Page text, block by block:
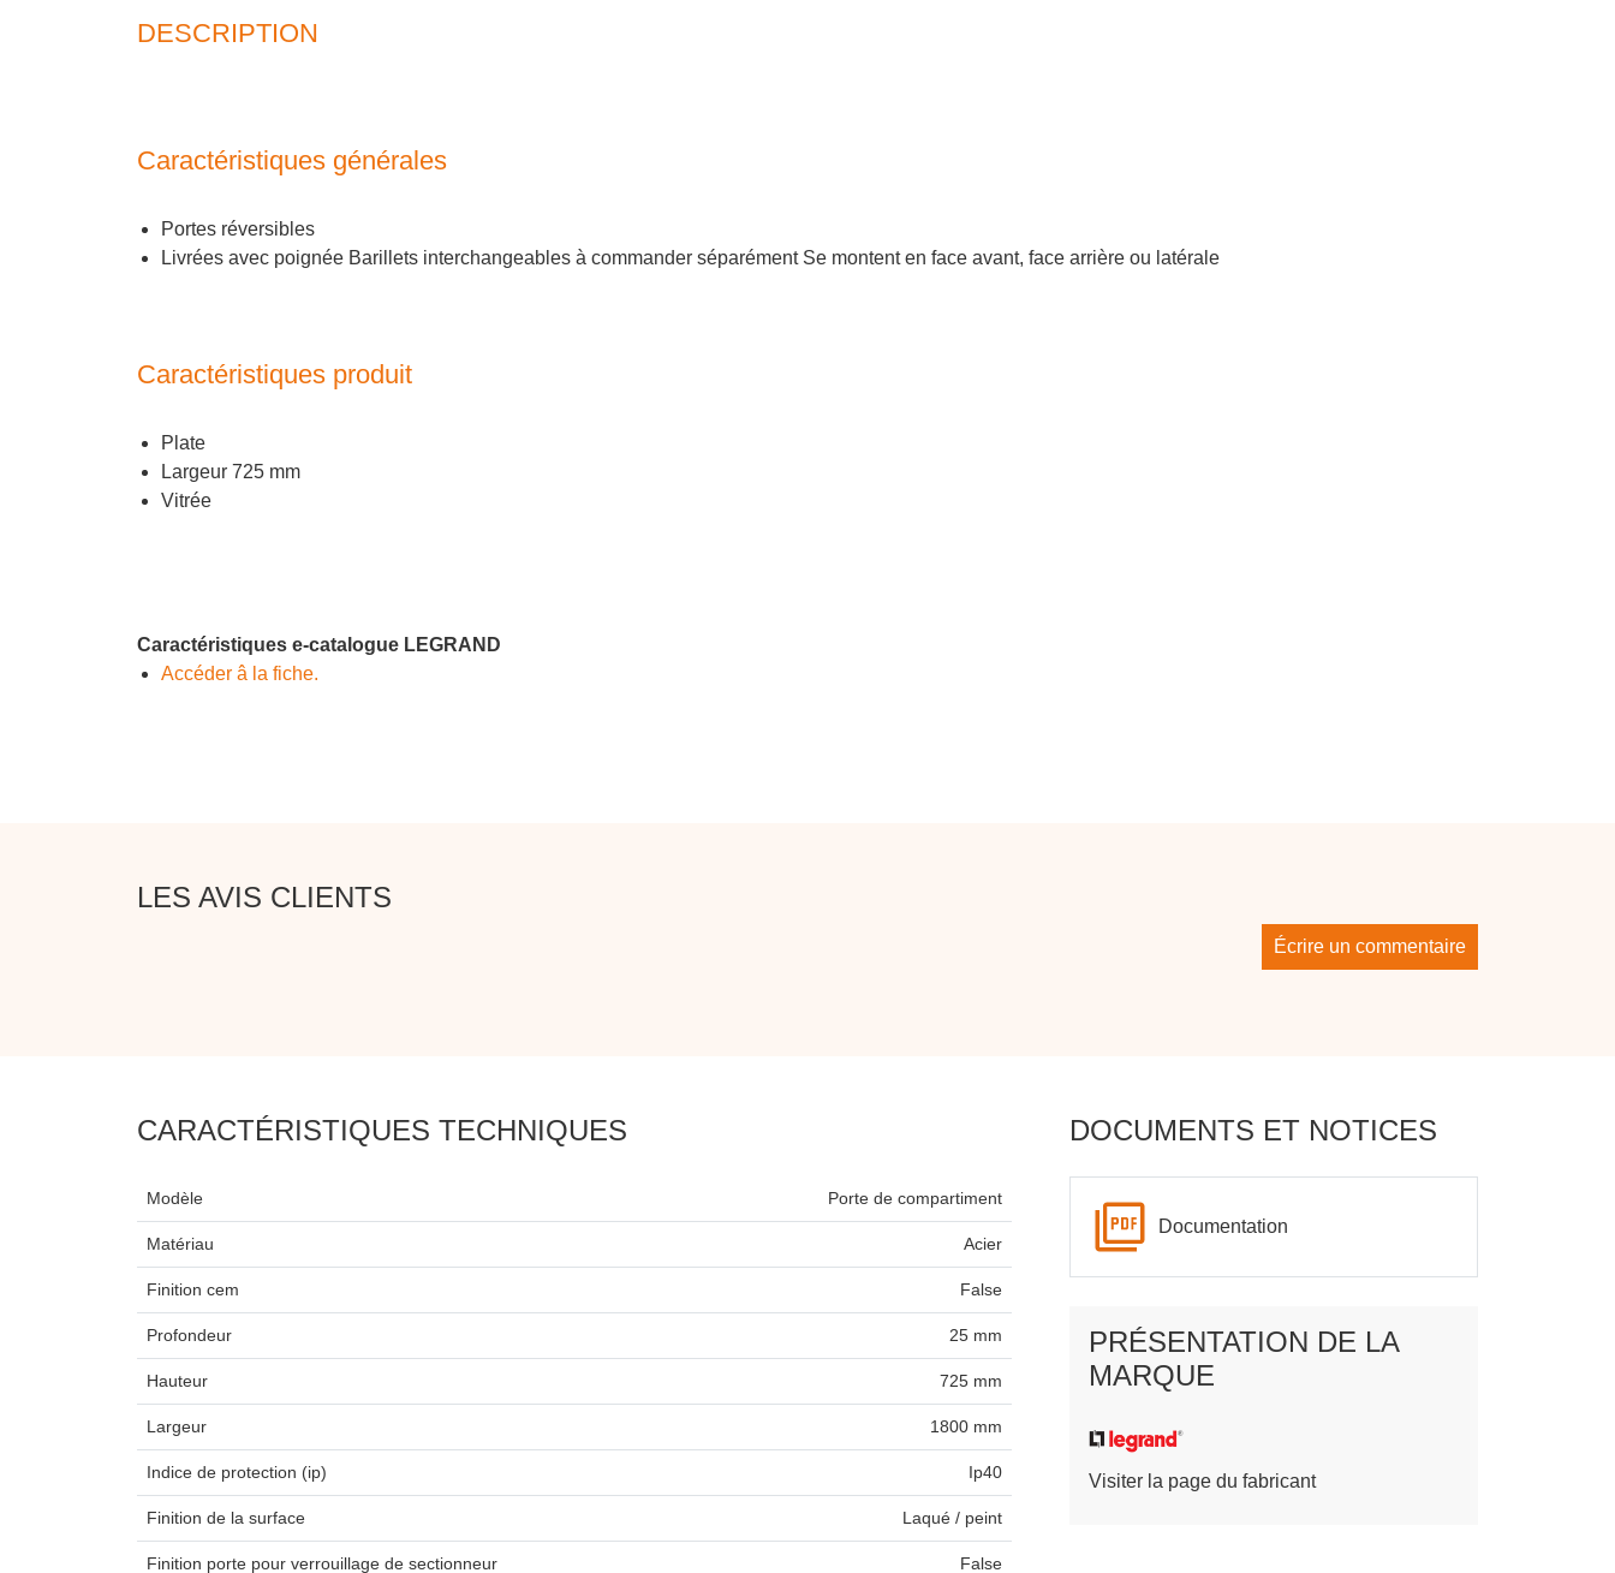
DESCRIPTION
Caractéristiques générales
Portes réversibles
Livrées avec poignée Barillets interchangeables à commander séparément Se montent en face avant, face arrière ou latérale
Caractéristiques produit
Plate
Largeur 725 mm
Vitrée
Caractéristiques e-catalogue LEGRAND
Accéder â la fiche.
LES AVIS CLIENTS
Écrire un commentaire
CARACTÉRISTIQUES TECHNIQUES
Modèle Porte de compartiment
Matériau Acier
Finition cem False
Profondeur 25 mm
Hauteur 725 mm
Largeur 1800 mm
Indice de protection (ip) Ip40
Finition de la surface Laqué / peint
Finition porte pour verrouillage de sectionneur False
DOCUMENTS ET NOTICES
Documentation
PRÉSENTATION DE LA
MARQUE
Visiter la page du fabricant